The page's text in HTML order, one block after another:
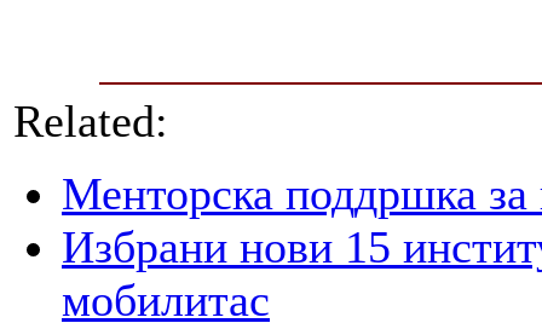
Related:
Менторска поддршка за
Избрани нови 15
мобилитас